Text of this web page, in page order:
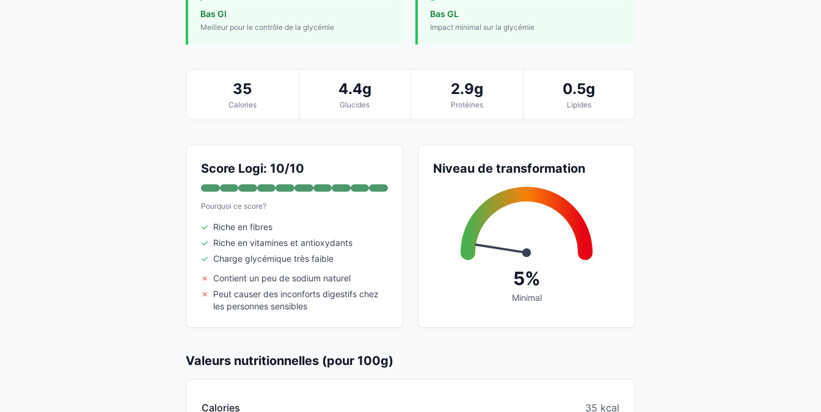
Bas GI
Meilleur pour le contrôle de la glycémie
Bas GL
Impact minimal sur la glycémie
35
Calories
4.4g
Glucides
2.9g
Protéines
0.5g
Lipides
Score Logi: 10/10
Pourquoi ce score?
✓ Riche en fibres
✓ Riche en vitamines et antioxydants
✓ Charge glycémique très faible
✗
Contient un peu de sodium naturel
✗
Peut causer des inconforts digestifs chez
les personnes sensibles
Niveau de transformation
5%
Minimal
Valeurs nutritionnelles (pour 100g)
Calories 35 kcal